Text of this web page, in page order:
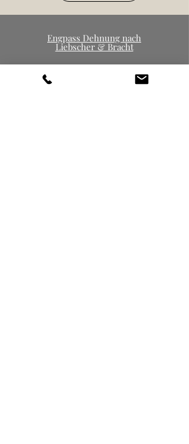
Engpass Dehnung nach
Liebscher & Bracht
Für alle Menschen mit
Bewegungsdefi